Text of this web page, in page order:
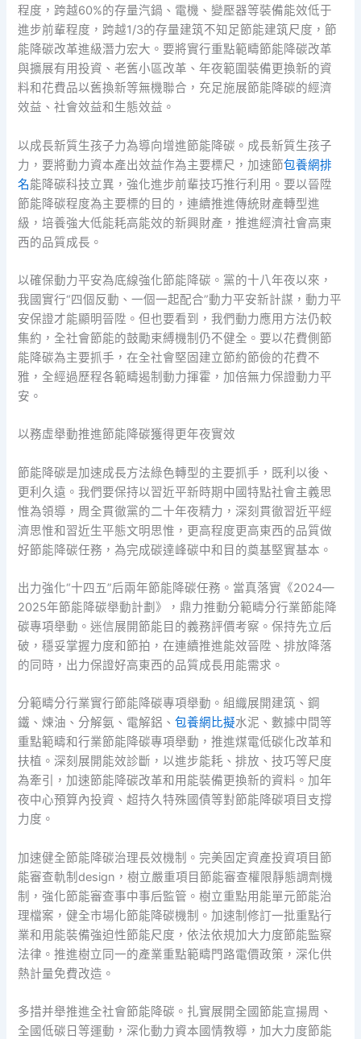
程度，跨越60%的存量汽鍋、電機、變壓器等裝備能效低于
進步前輩程度，跨越1/3的存量建筑不知足節能建筑尺度，節
能降碳改革進級潛力宏大。要將實行重點範疇節能降碳改革
與擴展有用投資、老舊小區改革、年夜範圍裝備更換新的資
料和花費品以舊換新等無機聯合，充足施展節能降碳的經濟
效益、社會效益和生態效益。
以成長新質生孩子力為導向增進節能降碳。成長新質生孩子
力，要將動力資本產出效益作為主要標尺，加速節包養網排
名能降碳科技立異，強化進步前輩技巧推行利用。要以晉陞
節能降碳程度為主要標的目的，連續推進傳統財產轉型進
級，培養強大低能耗高能效的新興財產，推進經濟社會高東
西的品質成長。
以確保動力平安為底線強化節能降碳。黨的十八年夜以來，
我國實行“四個反動、一個一起配合”動力平安新計謀，動力平
安保證才能顯明晉陞。但也要看到，我們動力應用方法仍較
集約，全社會節能的鼓勵束縛機制仍不健全。要以花費側節
能降碳為主要抓手，在全社會堅固建立節約節儉的花費不
雅，全經過歷程各範疇遏制動力揮霍，加倍無力保證動力平
安。
以務虛舉動推進節能降碳獲得更年夜實效
節能降碳是加速成長方法綠色轉型的主要抓手，既利以後、
更利久遠。我們要保持以習近平新時期中國特點社會主義思
惟為領導，周全貫徹黨的二十年夜精力，深刻貫徹習近平經
濟思惟和習近生平態文明思惟，更高程度更高東西的品質做
好節能降碳任務，為完成碳達峰碳中和目的奠基堅實基本。
出力強化“十四五”后兩年節能降碳任務。當真落實《2024—
2025年節能降碳舉動計劃》，鼎力推動分範疇分行業節能降
碳專項舉動。迷信展開節能目的義務評價考察。保持先立后
破，穩妥掌握力度和節拍，在連續推進能效晉陞、排放降落
的同時，出力保證好高東西的品質成長用能需求。
分範疇分行業實行節能降碳專項舉動。組織展開建筑、鋼
鐵、煉油、分解氨、電解鋁、包養網比擬水泥、數據中間等
重點範疇和行業節能降碳專項舉動，推進煤電低碳化改革和
扶植。深刻展開能效診斷，以進步能耗、排放、技巧等尺度
為牽引，加速節能降碳改革和用能裝備更換新的資料。加年
夜中心預算內投資、超持久特殊國債等對節能降碳項目支撐
力度。
加速健全節能降碳治理長效機制。完美固定資產投資項目節
能審查軌制design，樹立嚴重項目節能審查權限靜態調劑機
制，強化節能審查事中事后監管。樹立重點用能單元節能治
理檔案，健全市場化節能降碳機制。加速制修訂一批重點行
業和用能裝備強迫性節能尺度，依法依規加大力度節能監察
法律。推進樹立同一的產業重點範疇門路電價政策，深化供
熱計量免費改造。
多措并舉推進全社會節能降碳。扎實展開全國節能宣揚周、
全國低碳日等運動，深化動力資本國情教導，加大力度節能